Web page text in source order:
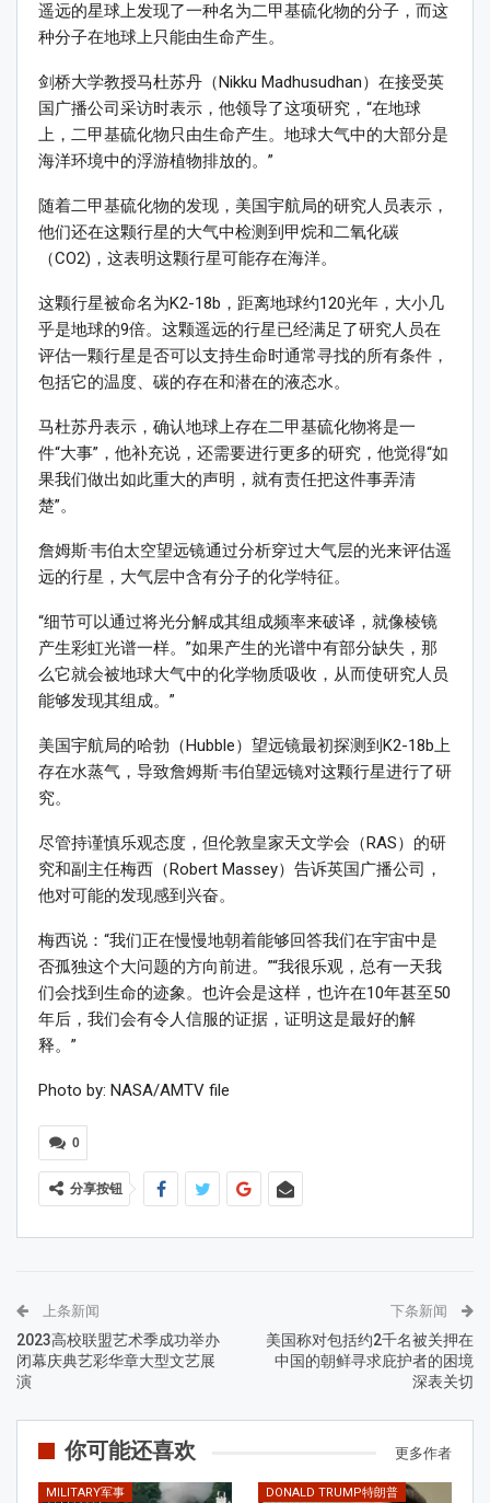
遥远的星球上发现了一种名为二甲基硫化物的分子，而这
种分子在地球上只能由生命产生。
剑桥大学教授马杜苏丹（Nikku Madhusudhan）在接受英
国广播公司采访时表示，他领导了这项研究，“在地球
上，二甲基硫化物只由生命产生。地球大气中的大部分是
海洋环境中的浮游植物排放的。”
随着二甲基硫化物的发现，美国宇航局的研究人员表示，
他们还在这颗行星的大气中检测到甲烷和二氧化碳
（CO2)，这表明这颗行星可能存在海洋。
这颗行星被命名为K2-18b，距离地球约120光年，大小几
乎是地球的9倍。这颗遥远的行星已经满足了研究人员在
评估一颗行星是否可以支持生命时通常寻找的所有条件，
包括它的温度、碳的存在和潜在的液态水。
马杜苏丹表示，确认地球上存在二甲基硫化物将是一
件“大事”，他补充说，还需要进行更多的研究，他觉得“如
果我们做出如此重大的声明，就有责任把这件事弄清
楚”。
詹姆斯·韦伯太空望远镜通过分析穿过大气层的光来评估遥
远的行星，大气层中含有分子的化学特征。
“细节可以通过将光分解成其组成频率来破译，就像棱镜
产生彩虹光谱一样。”如果产生的光谱中有部分缺失，那
么它就会被地球大气中的化学物质吸收，从而使研究人员
能够发现其组成。”
美国宇航局的哈勃（Hubble）望远镜最初探测到K2-18b上
存在水蒸气，导致詹姆斯·韦伯望远镜对这颗行星进行了研
究。
尽管持谨慎乐观态度，但伦敦皇家天文学会（RAS）的研
究和副主任梅西（Robert Massey）告诉英国广播公司，
他对可能的发现感到兴奋。
梅西说：“我们正在慢慢地朝着能够回答我们在宇宙中是
否孤独这个大问题的方向前进。”“我很乐观，总有一天我
们会找到生命的迹象。也许会是这样，也许在10年甚至50
年后，我们会有令人信服的证据，证明这是最好的解
释。”
Photo by: NASA/AMTV file
0
分享按钮
上条新闻
2023高校联盟艺术季成功举办
闭幕庆典艺彩华章大型文艺展
演
下条新闻
美国称对包括约2千名被关押在
中国的朝鲜寻求庇护者的困境
深表关切
你可能还喜欢 更多作者
MILITARY军事 DONALD TRUMP特朗普